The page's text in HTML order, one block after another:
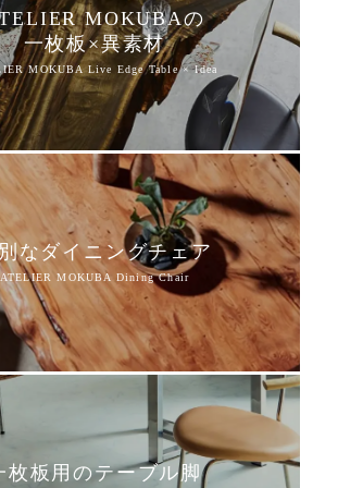
MOKUBAの
一枚板×異素材
なダイニングチェア
枚板用のテーブル脚